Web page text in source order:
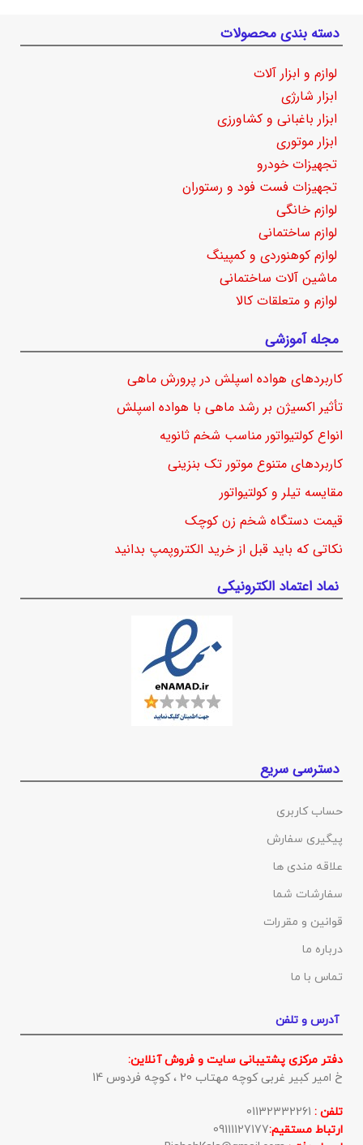
دسته بندی محصولات
لوازم و ابزار آلات
ابزار شارژی
ابزار باغبانی و کشاورزی
ابزار موتوری
تجهیزات خودرو
تجهیزات فست فود و رستوران
لوازم خانگی
لوازم ساختمانی
لوازم کوهنوردی و کمپینگ
ماشین آلات ساختمانی
لوازم و متعلقات کالا
مجله آموزشی
کاربردهای هواده اسپلش در پرورش ماهی
تأثیر اکسیژن بر رشد ماهی با هواده اسپلش
انواع کولتیواتور مناسب شخم ثانویه
کاربردهای متنوع موتور تک بنزینی
مقایسه تیلر و کولتیواتور
قیمت دستگاه شخم زن کوچک
نکاتی که باید قبل از خرید الکتروپمپ بدانید
نماد اعتماد الکترونیکی
دسترسی سریع
حساب کاربری
پیگیری سفارش
علاقه مندی ها
سفارشات شما
قوانین و مقررات
درباره ما
تماس با ما
آدرس و تلفن
دفتر مرکزی پشتیبانی سایت و فروش آنلاین:
خ امیر کبیر غربی کوچه مهتاب 20 ، کوچه فردوس 14
تلفن :
ارتباط مستقیم:09111127177